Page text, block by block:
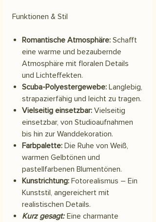
Funktionen & Stil
Romantische Atmosphäre: Schafft
eine warme und bezaubernde
Atmosphäre mit floralen Details
und Lichteffekten.
Scuba-Polyestergewebe: Langlebig,
strapazierfähig und leicht zu tragen.
Vielseitig einsetzbar: Vielseitig
einsetzbar, von Studioaufnahmen
bis hin zur Wanddekoration.
Farbpalette: Die Ruhe von Weiß,
warmen Gelbtönen und
pastellfarbenen Blumentönen.
Kunstrichtung: Fotorealismus – Ein
Kunststil, angereichert mit
realistischen Details.
Kurz gesagt: Eine charmante